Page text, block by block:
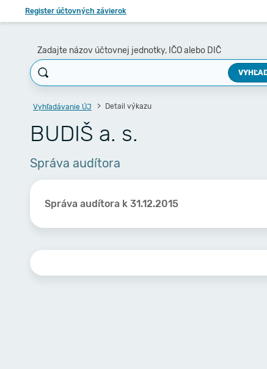
Register účtovných závierok
Zadajte názov účtovnej jednotky, IČO alebo DIČ
Vyhľadávanie ÚJ Detail výkazu
BUDIŠ a. s.
Správa audítora
Správa audítora k 31.12.2015